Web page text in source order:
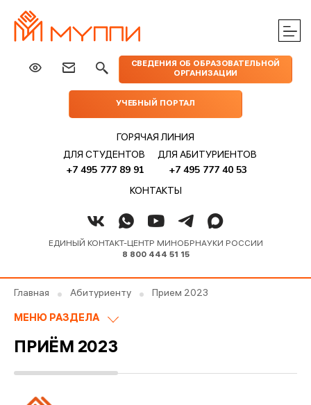
СВЕДЕНИЯ ОБ ОБРАЗОВАТЕЛЬНОЙ
ОРГАНИЗАЦИИ
УЧЕБНЫЙ ПОРТАЛ
ГОРЯЧАЯ ЛИНИЯ
ДЛЯ СТУДЕНТОВ
+7 495 777 89 91
ДЛЯ АБИТУРИЕНТОВ
+7 495 777 40 53
КОНТАКТЫ
ЕДИНЫЙ КОНТАКТ-ЦЕНТР МИНОБРНАУКИ РОССИИ
8 800 444 51 15
МЕРОПРИЯТИЯ
ПРАКТИЧЕСКОЙ
ИЗДАТЕЛЬСТВО
МУППИ
Главная Абитуриенту Прием 2023
МЕНЮ РАЗДЕЛА
ПРИЁМ 2023